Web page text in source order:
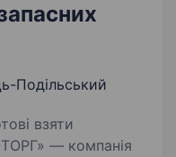
Подільський
взяти